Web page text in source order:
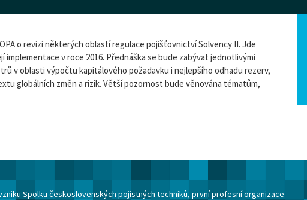
o revizi některých oblastí regulace pojišťovnictví Solvency II. Jde
implementace v roce 2016. Přednáška se bude zabývat jednotlivými
v oblasti výpočtu kapitálového požadavku i nejlepšího odhadu rezerv,
globálních změn a rizik. Větší pozornost bude věnována tématům,
Spolku československých pojistných techniků, první profesní organizace